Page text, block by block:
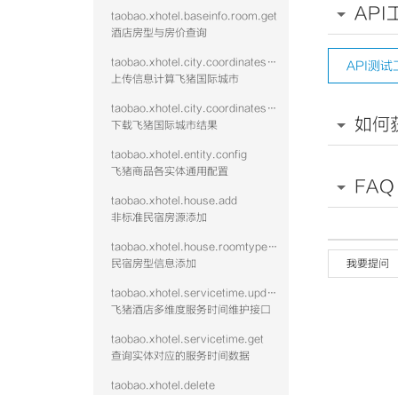
taobao.xhotel.baseinfo.room.get
酒店房型与房价查询
taobao.xhotel.city.coordinates.batch.upload
上传信息计算飞猪国际城市
taobao.xhotel.city.coordinates.batch.download
下载飞猪国际城市结果
taobao.xhotel.entity.config
飞猪商品各实体通用配置
taobao.xhotel.house.add
非标准民宿房源添加
taobao.xhotel.house.roomtype.add
民宿房型信息添加
taobao.xhotel.servicetime.update
飞猪酒店多维度服务时间维护接口
taobao.xhotel.servicetime.get
查询实体对应的服务时间数据
taobao.xhotel.delete
API
API测试
如何
FAQ
我要提问